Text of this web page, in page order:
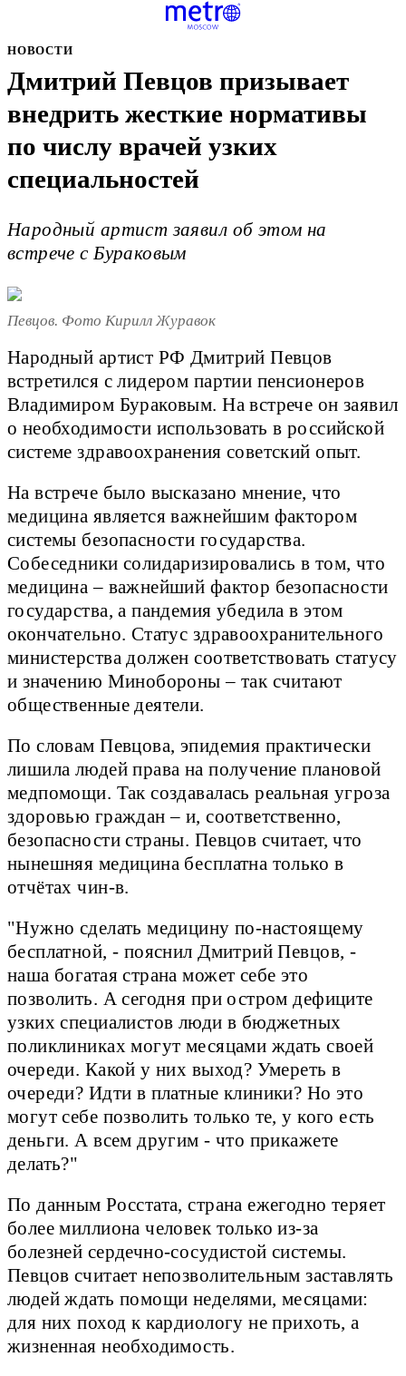
НОВОСТИ
Дмитрий Певцов призывает
внедрить жесткие нормативы
по числу врачей узких
специальностей
Народный артист заявил об этом на
встрече с Бураковым
Певцов. Фото Кирилл Журавок
Народный артист РФ Дмитрий Певцов
встретился с лидером партии пенсионеров
Владимиром Бураковым. На встрече он заявил
о необходимости использовать в российской
системе здравоохранения советский опыт.
На встрече было высказано мнение, что
медицина является важнейшим фактором
системы безопасности государства.
Собеседники солидаризировались в том, что
медицина – важнейший фактор безопасности
государства, а пандемия убедила в этом
окончательно. Статус здравоохранительного
министерства должен соответствовать статусу
и значению Минобороны – так считают
общественные деятели.
По словам Певцова, эпидемия практически
лишила людей права на получение плановой
медпомощи. Так создавалась реальная угроза
здоровью граждан – и, соответственно,
безопасности страны. Певцов считает, что
нынешняя медицина бесплатна только в
отчётах чин-в.
"Нужно сделать медицину по-настоящему
бесплатной, - пояснил Дмитрий Певцов, -
наша богатая страна может себе это
позволить. А сегодня при остром дефиците
узких специалистов люди в бюджетных
поликлиниках могут месяцами ждать своей
очереди. Какой у них выход? Умереть в
очереди? Идти в платные клиники? Но это
могут себе позволить только те, у кого есть
деньги. А всем другим - что прикажете
делать?"
По данным Росстата, страна ежегодно теряет
более миллиона человек только из-за
болезней сердечно-сосудистой системы.
Певцов считает непозволительным заставлять
людей ждать помощи неделями, месяцами:
для них поход к кардиологу не прихоть, а
жизненная необходимость.